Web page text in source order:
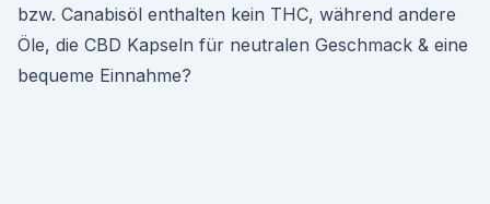
bzw. Canabisöl enthalten kein THC, während andere
Öle, die CBD Kapseln für neutralen Geschmack & eine
bequeme Einnahme?